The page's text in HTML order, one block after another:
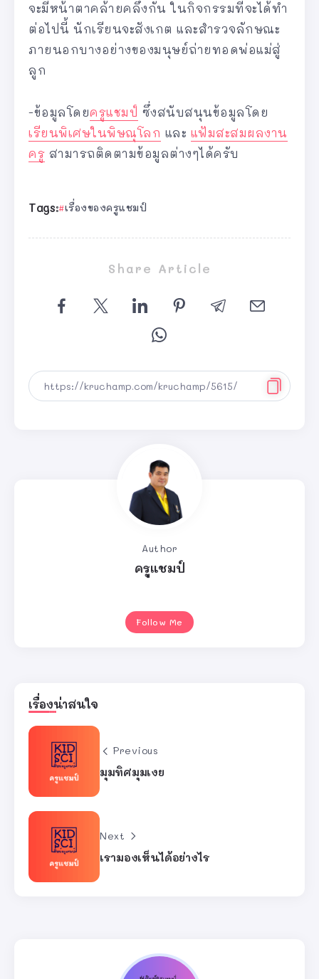
จะมีหน้าตาคล้ายคลึงกัน ในกิจกรรมที่จะได้ทำ
ต่อไปนี้ นักเรียนจะสังเกต และสำรวจลักษณะ
ภายนอกบางอย่างของมนุษย์ถ่ายทอดพ่อแม่สู่
ลูก
-ข้อมูลโดยครูแชมป์ ซึ่งสนับสนุนข้อมูลโดย
เรียนพิเศษในพิษณุโลก และ แฟ้มสะสมผลงาน
ครู สามารถติดตามข้อมูลต่างๆได้ครับ
Tags: เรื่องของครูแชมป์
Share Article
Author
ครูแชมป์
Follow Me
เรื่องน่าสนใจ
Previous
มุมทิศมุมเงย
Next
เรามองเห็นได้อย่างไร